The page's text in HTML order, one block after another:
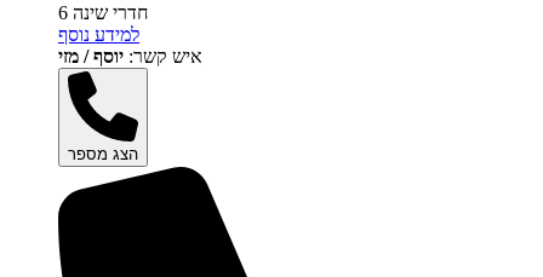
6 חדרי שינה
למידע נוסף
איש קשר: יוסף / מזי
הצג מספר